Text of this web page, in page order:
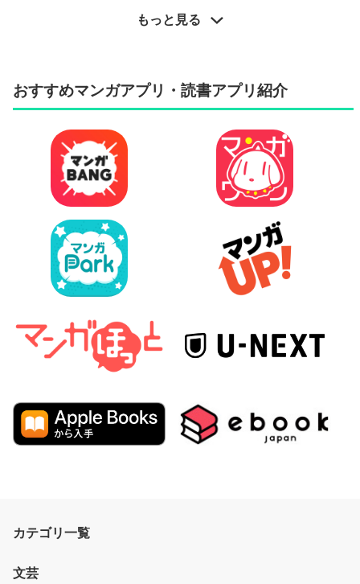
もっと見る
おすすめマンガアプリ・読書アプリ紹介
カテゴリ一覧
文芸